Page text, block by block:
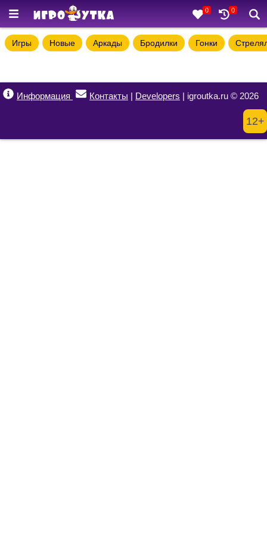
0 0
Игры Новые Аркады Бродилки Гонки
Информация Контакты | Developers | igroutka.ru © 2026
12+